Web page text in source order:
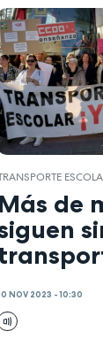
Más de
NOV 2023 - 10:30